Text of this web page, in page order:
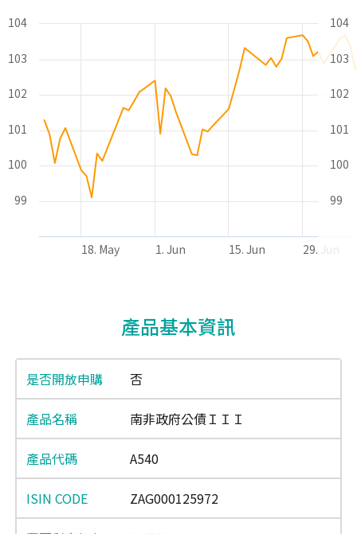
The chart has 2 Y axes displaying values and values.
99
100
101
102
103
104
99
100
101
102
103
104
18. May 1. Jun 15. Jun 29. Jun
產品基本資訊
否
南非政府公債ＩＩＩ
A540
ZAG000125972